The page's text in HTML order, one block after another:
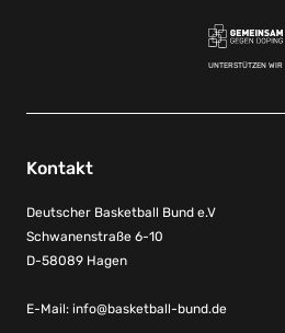
UNTERSTÜTZEN WIR
Kontakt
Deutscher Basketball Bund e.V
Schwanenstraße 6-10
D-58089 Hagen
E-Mail: info@basketball-bund.de